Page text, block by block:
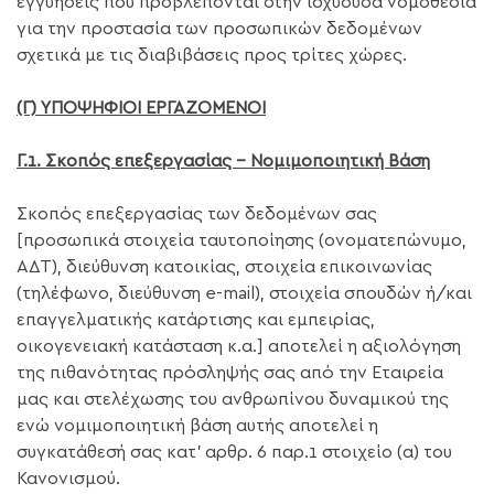
για την προστασία των προσωπικών δεδομένων
σχετικά με τις διαβιβάσεις προς τρίτες χώρες.
(Γ) ΥΠΟΨΗΦΙΟΙ ΕΡΓΑΖΟΜΕΝΟΙ
Γ.1. Σκοπός επεξεργασίας – Νομιμοποιητική Βάση
Σκοπός επεξεργασίας των δεδομένων σας
[προσωπικά στοιχεία ταυτοποίησης (ονοματεπώνυμο,
ΑΔΤ), διεύθυνση κατοικίας, στοιχεία επικοινωνίας
(τηλέφωνο, διεύθυνση e-mail), στοιχεία σπουδών ή/και
επαγγελματικής κατάρτισης και εμπειρίας,
οικογενειακή κατάσταση κ.α.] αποτελεί η αξιολόγηση
της πιθανότητας πρόσληψής σας από την Εταιρεία
μας και στελέχωσης του ανθρωπίνου δυναμικού της
ενώ νομιμοποιητική βάση αυτής αποτελεί η
συγκατάθεσή σας κατ’ αρθρ. 6 παρ.1 στοιχείο (α) του
Κανονισμού.